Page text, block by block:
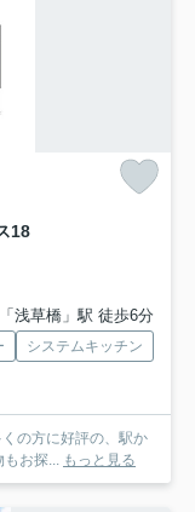
18
浅草橋」駅 徒歩6分
システムキッチン
の方に好評の、駅か
もお探... もっと見る